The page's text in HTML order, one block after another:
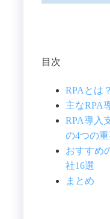
目次
RPAとは
主なRPA
RPA導入
の4つの
おすすめ
社16選
まとめ